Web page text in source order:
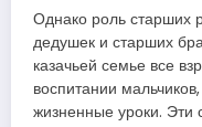
Однако роль старших
дедушек и старших
казачьей семье все
воспитании
жизненные уроки. Эти